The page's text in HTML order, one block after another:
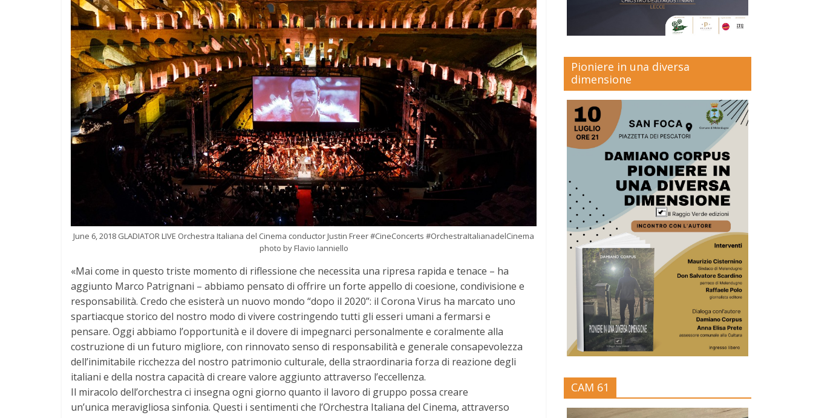
June 6, 2018 GLADIATOR LIVE Orchestra Italiana del Cinema conductor Justin Freer #CineConcerts #OrchestraItalianadelCinema
photo by Flavio Ianniello
«Mai come in questo triste momento di riflessione che necessita una ripresa rapida e tenace – ha
aggiunto Marco Patrignani – abbiamo pensato di offrire un forte appello di coesione, condivisione e
responsabilità. Credo che esisterà un nuovo mondo “dopo il 2020”: il Corona Virus ha marcato uno
spartiacque storico del nostro modo di vivere costringendo tutti gli esseri umani a fermarsi e
pensare. Oggi abbiamo l’opportunità e il dovere di impegnarci personalmente e coralmente alla
costruzione di un futuro migliore, con rinnovato senso di responsabilità e generale consapevolezza
dell’inimitabile ricchezza del nostro patrimonio culturale, della straordinaria forza di reazione degli
italiani e della nostra capacità di creare valore aggiunto attraverso l’eccellenza.
Il miracolo dell’orchestra ci insegna ogni giorno quanto il lavoro di gruppo possa creare
un’unica meravigliosa sinfonia. Questi i sentimenti che l’Orchestra Italiana del Cinema, attraverso
Pioniere in una diversa
dimensione
CAM 61